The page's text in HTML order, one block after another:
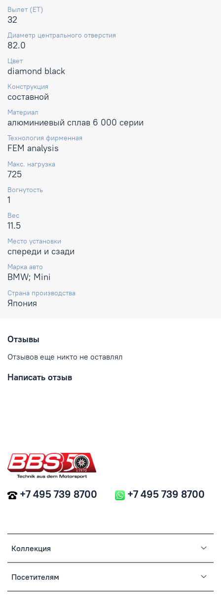
Вылет (ET)
32
Диаметр центрального отверстия
82.0
Цвет
diamond black
Конструкция
составной
Материал
алюминиевый сплав 6 000 серии
Технология фирменная
FEM analysis
Макс. нагрузка
725
Вогнутость
1
Вес
11.5
Место установки
спереди и сзади
Марка авто
BMW; Mini
Страна производства
Япония
Отзывы
Отзывов еще никто не оставлял
Написать отзыв
Коллекция
Посетителям
+7 495 739 8700 +7 495 739 8700